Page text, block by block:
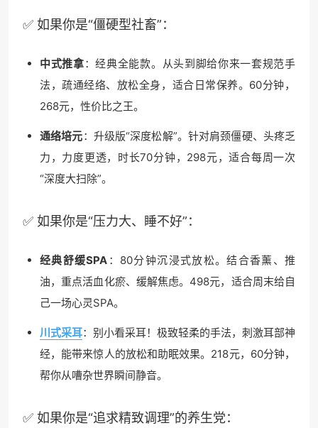
✅ 如果你是“僵硬型社畜”：
中式推拿：经典全能款。从头到脚给你来一套规范手
法，疏通经络、放松全身，适合日常保养。60分钟，
268元，性价比之王。
通络培元：升级版“深度松解”。针对肩颈僵硬、头疼乏
力，力度更透，时长70分钟，298元，适合每周一次
“深度大扫除”。
✅ 如果你是“压力大、睡不好”：
经典舒缓SPA ：80分钟沉浸式放松。结合香薰、推
油，重点活血化瘀、缓解焦虑。498元，适合周末给自
己一场心灵SPA。
川式采耳：别小看采耳！极致轻柔的手法，刺激耳部神
经，能带来惊人的放松和助眠效果。218元，60分钟，
帮你从嘈杂世界瞬间静音。
✅ 如果你是“追求精致调理”的养生党：